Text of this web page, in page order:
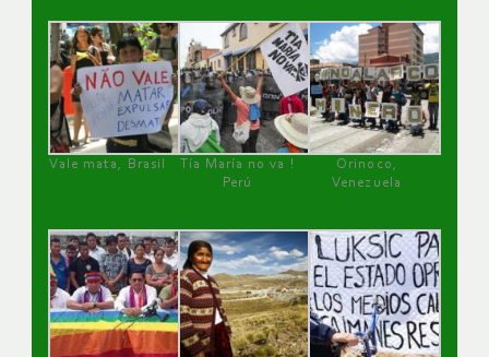
Vale mata, Brasil
Tía María no va !
Perú
Orinoco,
Venezuela